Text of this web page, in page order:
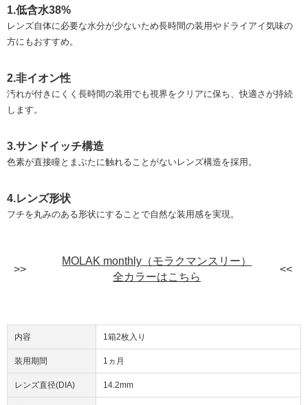
1.低含水38%
レンズ自体に必要な水分が少ないため長時間の装用やドライアイ気味の
方にもおすすめ。
2.非イオン性
汚れが付きにくく長時間の装用でも視界をクリアに保ち、快適さが持続
します。
3.サンドイッチ構造
色素が直接瞳とまぶたに触れることがないレンズ構造を採用。
4.レンズ形状
フチを丸みのある形状にすることで自然な装用感を実現。
MOLAK monthly（モラクマンスリー）
全カラーはこちら
内容 1箱2枚入り
装用期間 1ヵ月
レンズ直径(DIA) 14.2mm